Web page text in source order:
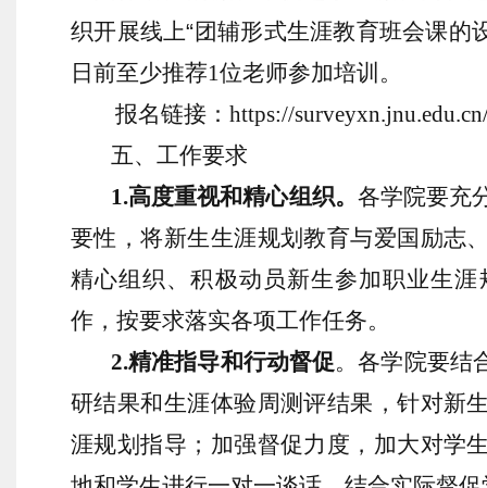
织开展线上“团辅形式生涯教育班会课的
日前至少推荐1位老师参加培训。
报名链接： https://
五、工作要求
1.高度重视和精心组织。 各学院要充
要性，将新生生涯规划教育与爱国励志
精心组织、积极动员新生参加职业生
作，按要求落实各项工作任务。
2.精准指导和行动督促。各学院要结
研结果和生涯体验周测评结果，针对新
涯规划指导；加强督促力度，加大对学